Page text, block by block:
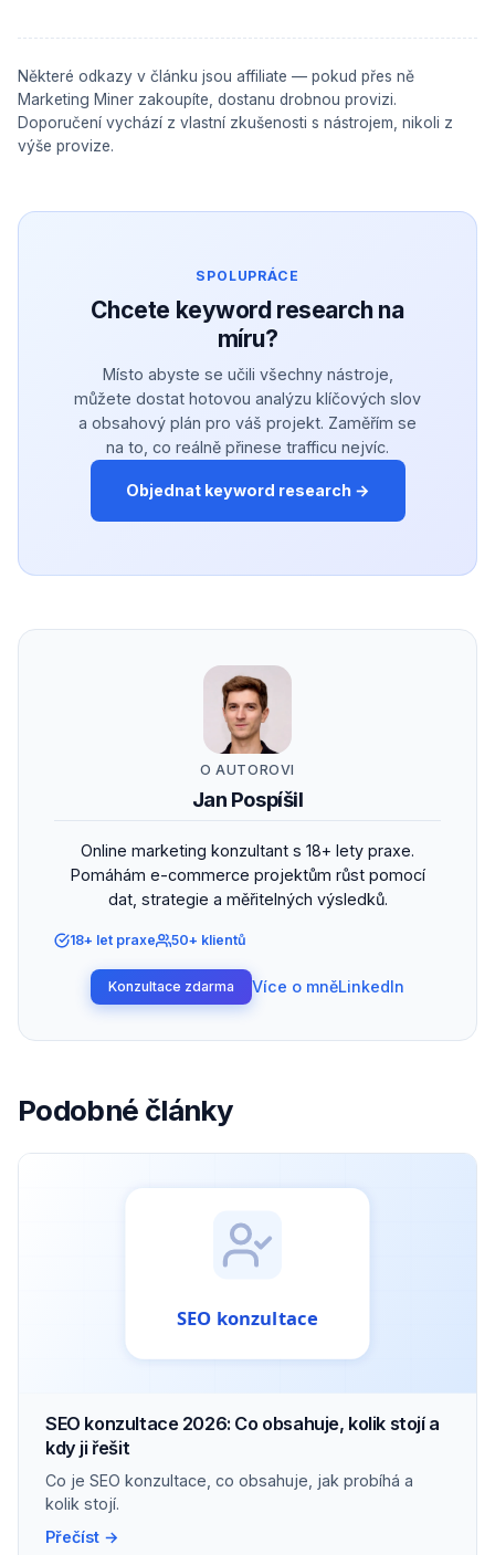
Některé odkazy v článku jsou affiliate — pokud přes ně
Marketing Miner zakoupíte, dostanu drobnou provizi.
Doporučení vychází z vlastní zkušenosti s nástrojem, nikoli z
výše provize.
SPOLUPRÁCE
Chcete keyword research na
míru?
Místo abyste se učili všechny nástroje,
můžete dostat hotovou analýzu klíčových slov
a obsahový plán pro váš projekt. Zaměřím se
na to, co reálně přinese trafficu nejvíc.
Objednat keyword research →
O AUTOROVI
Jan Pospíšil
Online marketing konzultant s 18+ lety praxe.
Pomáhám e-commerce projektům růst pomocí
dat, strategie a měřitelných výsledků.
18+ let praxe 50+ klientů
Konzultace zdarma Více o mněLinkedIn
Podobné články
SEO konzultace 2026: Co obsahuje, kolik stojí a
kdy ji řešit
Co je SEO konzultace, co obsahuje, jak probíhá a
kolik stojí.
Přečíst →